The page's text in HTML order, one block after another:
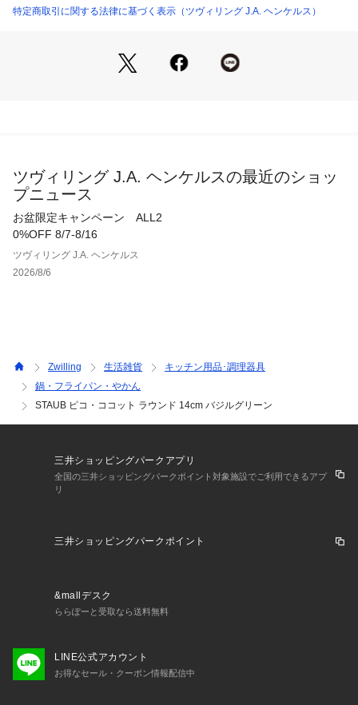
れているので必要最低限の熱で調理が可能です。鍋全体で熱を
* IH可。  *食洗機可。オーブン可。電子レンジ不可 。*底面の
直径が12cm未満のものは、IHが検知できないことがありま
*ストウブ製品はひとつひとつが手作りです。中には色むら、
若干の気泡、小さな突起などが表れますが、あくまでも手作り
の個体差であり、品質を損なうものではありません。
上記のような、跡・気泡・色むら等が、小さな「欠け」「キ
ズ」「はがれ」のようにみえる場合がございます。これらは品
【国内正規品】【生涯保証書、生涯保証登録用シリアルナンバ
ーつき】
保証書がついております。
●web専用サイトよりメンバー登録により、保証書は有効とな
ります。
特定商取引に関する法律に基づく表示（ツヴィリング J.A. ヘンケルス）
ツヴィリング J.A. ヘンケルスの最近のショッ
プニュース
お盆限定キャンペーン ALL2
0%OFF 8/7-8/16
ツヴィリング J.A. ヘンケルス
2026/8/6
Zwilling 生活雑貨
キッチン用品･調理器具
鍋・フライパン・やかん
STAUB ピコ・ココット ラウンド 14cm バジルグリーン
三井ショッピングパークアプリ
全国の三井ショッピングパークポイント対象施設でご利用できるアプ
リ
三井ショッピングパークポイント
&mallデスク
ららぽーと受取なら送料無料
LINE公式アカウント
お得なセール・クーポン情報配信中